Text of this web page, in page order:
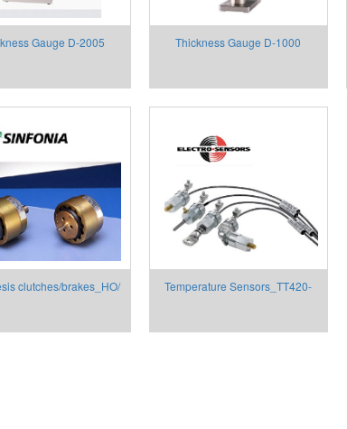
Gauge D-2005 Thickness Gauge D-1000
clutches/brakes_HO/
Temperature Sensors_TT420-